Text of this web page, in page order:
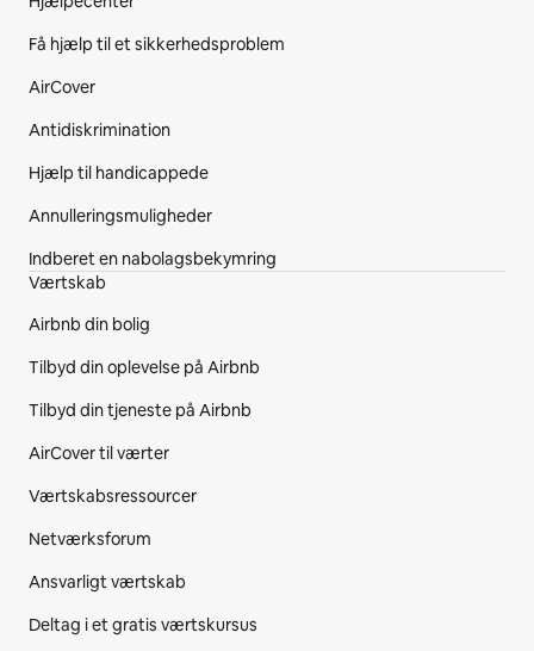
Få hjælp til et sikkerhedsproblem
AirCover
Antidiskrimination
Hjælp til handicappede
Annulleringsmuligheder
Indberet en nabolagsbekymring
Værtskab
Airbnb din bolig
Tilbyd din oplevelse på Airbnb
Tilbyd din tjeneste på Airbnb
AirCover til værter
Værtskabsressourcer
Netværksforum
Ansvarligt værtskab
Deltag i et gratis værtskursus